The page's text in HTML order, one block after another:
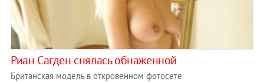
Риан Сагден снялась обнаженной
Британская модель в откровенном фотосете